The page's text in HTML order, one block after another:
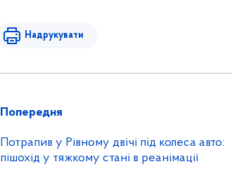
Надрукувати
Попередня
Потрапив у Рівному двічі під колеса авто:
пішохід у тяжкому стані в реанімації